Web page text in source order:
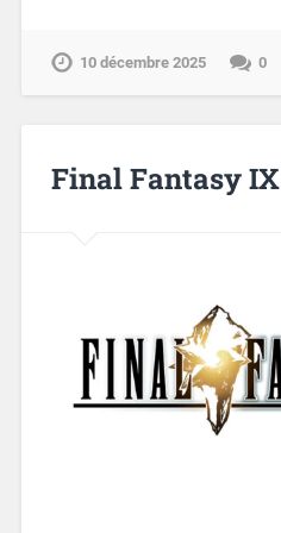
10 décembre 2025 0
Final Fantasy IX